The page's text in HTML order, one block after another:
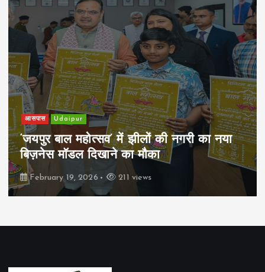
आसपास Udaipur
‘जयपुर बाल महोत्सव’ में झीलों की नगरी का नया
बिज़नेस मॉडल दिखाने का मौका
February 19, 2026 211 views